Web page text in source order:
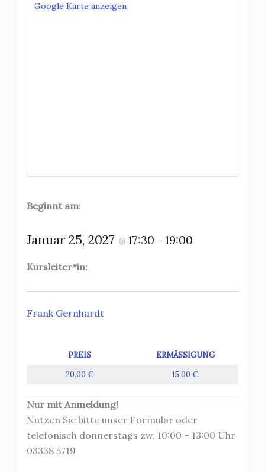
Google Karte anzeigen
Beginnt am:
Januar 25, 2027 @ 17:30 – 19:00
Kursleiter*in:
Frank Gernhardt
PREIS
ERMÄSSIGUNG
20,00 €
15,00 €
Nur mit Anmeldung!
Nutzen Sie bitte unser Formular oder
telefonisch donnerstags zw. 10:00 – 13:00 Uhr
03338 5719